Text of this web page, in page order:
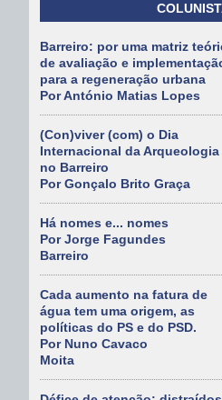
Barreiro: por uma matriz
de avaliação e
para a regeneração urbana
Por António Matias Lopes
(Con)viver (com) o Dia
Internacional da Arqueologia
no Barreiro
Por Gonçalo Brito Graça
Há nomes e... nomes
Por Jorge Fagundes
Barreiro
Cada aumento na fatura de
água tem uma origem, as
políticas do PS e do PSD.
Por Nuno Cavaco
Moita